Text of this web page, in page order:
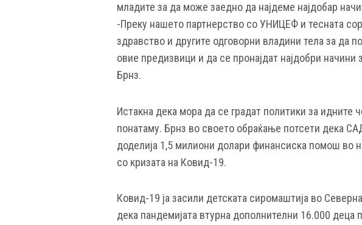
младите за да може заедно да најдеме најдобар
-Преку нашето партнерство со УНИЦЕФ и тесната
здравство и другите одговорни владини тела за да
овие предизвици и да се пронајдат најдобри начини
Брнз.
Истакна дека мора да се градат политики за идните
понатаму. Брнз во своето обраќање потсети дека
доделија 1,5 милиони долари финансиска помош во
со кризата на Ковид-19.
Ковид-19 ја засили детската сиромаштија во
дека пандемијата втурна дополнителни 16.000 деца